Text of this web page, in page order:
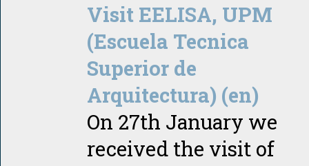
Visit EELISA, UPM
(Escuela Tecnica
Superior de
Arquitectura) (en)
On 27th January we
received the visit of